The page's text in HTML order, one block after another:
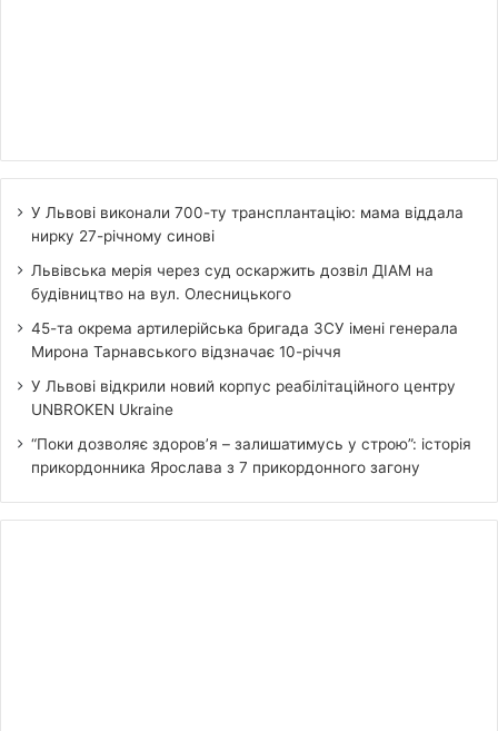
У Львові виконали 700-ту трансплантацію: мама віддала
нирку 27-річному синові
Львівська мерія через суд оскаржить дозвіл ДІАМ на
будівництво на вул. Олесницького
45-та окрема артилерійська бригада ЗСУ імені генерала
Мирона Тарнавського відзначає 10-річчя
У Львові відкрили новий корпус реабілітаційного центру
UNBROKEN Ukraine
“Поки дозволяє здоров’я – залишатимусь у строю”: історія
прикордонника Ярослава з 7 прикордонного загону